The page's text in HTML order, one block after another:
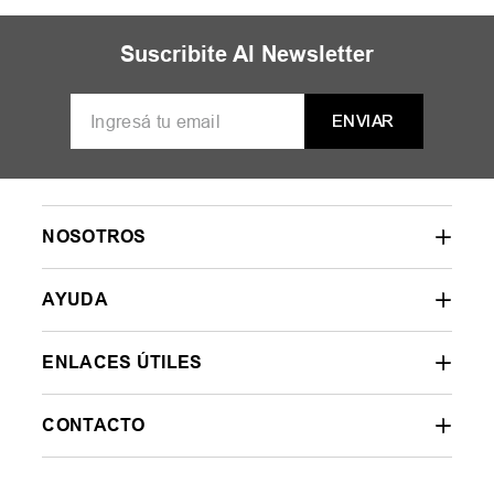
Suscribite Al Newsletter
ENVIAR
NOSOTROS
AYUDA
ENLACES ÚTILES
CONTACTO